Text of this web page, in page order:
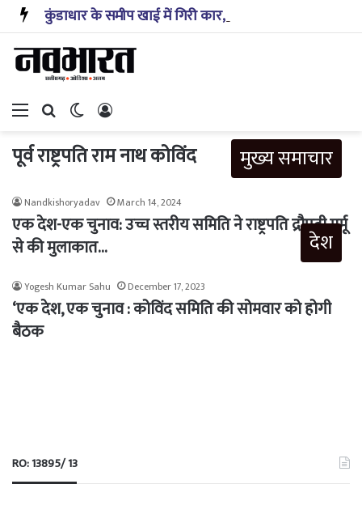
Menu Search forSwitch skin
पूर्व राष्ट्रपति राम नाथ कोविंद मुख्य समाचार
Nandkishoryadav March 14, 2024
एक देश-एक चुनाव: उच्च स्तरीय समिति ने राष्ट्रपति द्रौपदी मुर्मू
से की मुलाकात…
देश
Yogesh Kumar Sahu December 17, 2023
‘एक देश, एक चुनाव : कोविंद समिति की सोमवार को होगी
बैठक
RO: 13895/ 13